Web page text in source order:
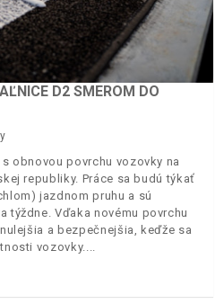
D2 SMEROM DO
obnovou povrchu vozovky na
republiky. Práce sa budú týkať
jazdnom pruhu a sú
týždne. Vďaka novému povrchu
a bezpečnejšia, keďže sa
vozovky.